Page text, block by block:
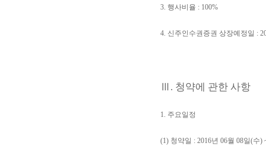
3. 행사비율 : 100%
4. 신주인수권증권 상장예정일 :
Ⅲ. 청약에 관한 사항
1. 주요일정
(1) 청약일 : 2016년 06월 08일(수)